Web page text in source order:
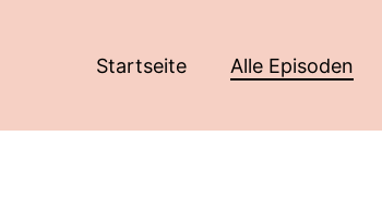
Startseite Alle Episoden